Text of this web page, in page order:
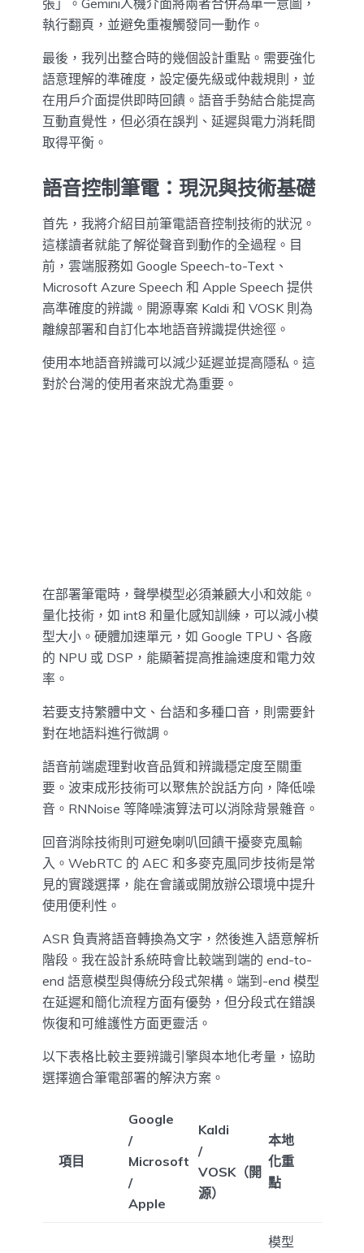
張」。Gemini人機介面將兩者合併為單一意圖，
執行翻頁，並避免重複觸發同一動作。
最後，我列出整合時的幾個設計重點。需要強化
語意理解的準確度，設定優先級或仲裁規則，並
在用戶介面提供即時回饋。語音手勢結合能提高
互動直覺性，但必須在誤判、延遲與電力消耗間
取得平衡。
語音控制筆電：現況與技術基礎
首先，我將介紹目前筆電語音控制技術的狀況。
這樣讀者就能了解從聲音到動作的全過程。目
前，雲端服務如 Google Speech-to-Text、
Microsoft Azure Speech 和 Apple Speech 提供
高準確度的辨識。開源專案 Kaldi 和 VOSK 則為
離線部署和自訂化本地語音辨識提供途徑。
使用本地語音辨識可以減少延遲並提高隱私。這
對於台灣的使用者來說尤為重要。
在部署筆電時，聲學模型必須兼顧大小和效能。
量化技術，如 int8 和量化感知訓練，可以減小模
型大小。硬體加速單元，如 Google TPU、各廠
的 NPU 或 DSP，能顯著提高推論速度和電力效
率。
若要支持繁體中文、台語和多種口音，則需要針
對在地語料進行微調。
語音前端處理對收音品質和辨識穩定度至關重
要。波束成形技術可以聚焦於說話方向，降低噪
音。RNNoise 等降噪演算法可以消除背景雜音。
回音消除技術則可避免喇叭回饋干擾麥克風輸
入。WebRTC 的 AEC 和多麥克風同步技術是常
見的實踐選擇，能在會議或開放辦公環境中提升
使用便利性。
ASR 負責將語音轉換為文字，然後進入語意解析
階段。我在設計系統時會比較端到端的 end-to-
end 語意模型與傳統分段式架構。端到-end 模型
在延遲和簡化流程方面有優勢，但分段式在錯誤
恢復和可維護性方面更靈活。
以下表格比較主要辨識引擎與本地化考量，協助
選擇適合筆電部署的解決方案。
項目
Google
/
Microsoft
/
Apple
Kaldi
/
VOSK（開
源）
本地
化重
點
模型